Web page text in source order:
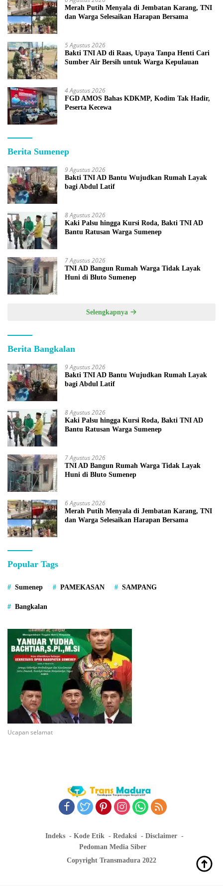
Merah Putih Menyala di Jembatan Karang, TNI
dan Warga Selesaikan Harapan Bersama
5 Agustus 2026
Bakti TNI AD di Raas, Upaya Tanpa Henti Cari
Sumber Air Bersih untuk Warga Kepulauan
4 Agustus 2026
FGD AMOS Bahas KDKMP, Kodim Tak Hadir,
Peserta Kecewa
Berita Sumenep
9 Agustus 2026
Bakti TNI AD Bantu Wujudkan Rumah Layak
bagi Abdul Latif
8 Agustus 2026
Kaki Palsu hingga Kursi Roda, Bakti TNI AD
Bantu Ratusan Warga Sumenep
7 Agustus 2026
TNI AD Bangun Rumah Warga Tidak Layak
Huni di Bluto Sumenep
Selengkapnya
Berita Bangkalan
9 Agustus 2026
Bakti TNI AD Bantu Wujudkan Rumah Layak
bagi Abdul Latif
8 Agustus 2026
Kaki Palsu hingga Kursi Roda, Bakti TNI AD
Bantu Ratusan Warga Sumenep
7 Agustus 2026
TNI AD Bangun Rumah Warga Tidak Layak
Huni di Bluto Sumenep
6 Agustus 2026
Merah Putih Menyala di Jembatan Karang, TNI
dan Warga Selesaikan Harapan Bersama
Popular Tags
Sumenep PAMEKASAN SAMPANG
Bangkalan
Ucapan selamat
Indeks Kode Etik Redaksi
Disclaimer
Pedoman Media Siber
Copyright Transmadura 2022